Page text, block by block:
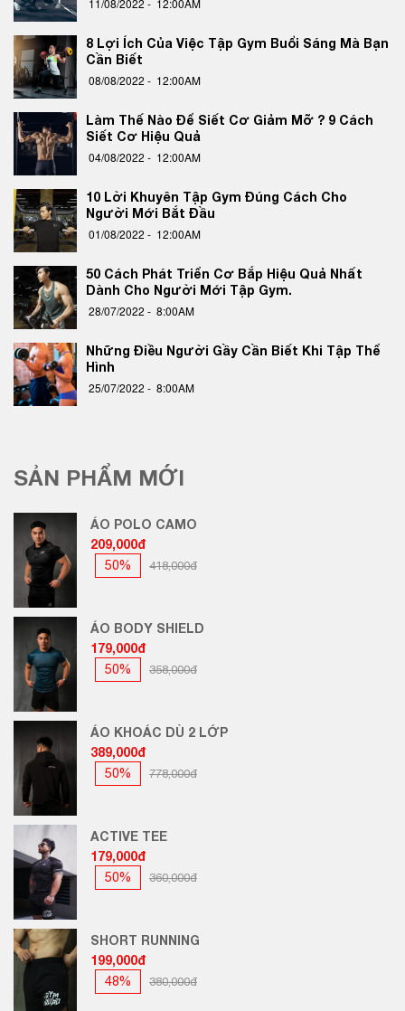
11/08/2022 - 12:00AM
8 Lợi Ích Của Việc Tập Gym Buổi Sáng Mà Bạn
Cần Biết
08/08/2022 - 12:00AM
Làm Thế Nào Để Siết Cơ Giảm Mỡ ? 9 Cách
Siết Cơ Hiệu Quả
04/08/2022 - 12:00AM
10 Lời Khuyên Tập Gym Đúng Cách Cho
Người Mới Bắt Đầu
01/08/2022 - 12:00AM
50 Cách Phát Triển Cơ Bắp Hiệu Quả Nhất
Dành Cho Người Mới Tập Gym.
28/07/2022 - 8:00AM
Những Điều Người Gầy Cần Biết Khi Tập Thể
Hình
25/07/2022 - 8:00AM
SẢN PHẨM MỚI
ÁO POLO CAMO
209,000đ
50% 418,000đ
ÁO BODY SHIELD
179,000đ
50% 358,000đ
ÁO KHOÁC DÙ 2 LỚP
389,000đ
50% 778,000đ
ACTIVE TEE
179,000đ
50% 360,000đ
SHORT RUNNING
199,000đ
48% 380,000đ